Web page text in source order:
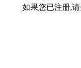
如果您已注册,